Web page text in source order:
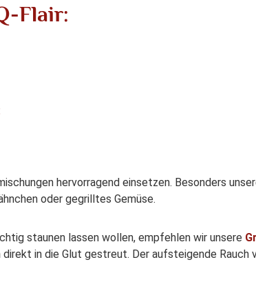
Flair:
hervorragend einsetzen. Besonders
oder gegrilltes Gemüse.
staunen lassen wollen, empfehlen wir unsere
in die Glut gestreut. Der aufsteigende